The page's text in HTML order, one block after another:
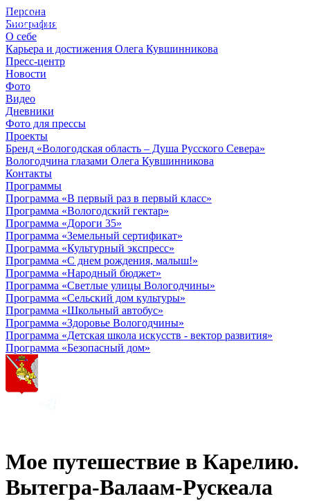
Персона
Биография
О себе
Карьера и достижения Олега Кувшинникова
Пресс-центр
Новости
Фото
Видео
Дневники
Фото для прессы
Проекты
Бренд «Вологодская область – Душа Русского Севера»
Вологодчина глазами Олега Кувшинникова
Контакты
Программы
Программа «В первый раз в первый класс»
Программа «Вологодский гектар»
Программа «Дороги 35»
Программа «Земельный сертификат»
Программа «Культурный экспресс»
Программа «С днем рождения, малыш!»
Программа «Народный бюджет»
Программа «Светлые улицы Вологодчины»
Программа «Сельский дом культуры»
Программа «Школьный автобус»
Программа «Здоровье Вологодчины»
Программа «Детская школа искусств - вектор развития»
Программа «Безопасный дом»
Мое путешествие в Карелию.
Вытегра-Валаам-Рускеала
© 2012 - 2023,
КУВШИННИКОВ О.А.